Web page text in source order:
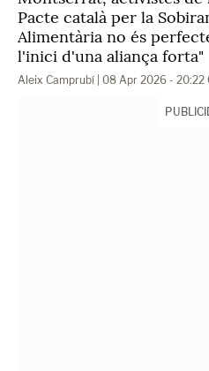
Pacte català per la
Alimentària no és
l'inici d'una aliança forta"
Aleix Camprubí | 08 Apr 2026 - 20:22